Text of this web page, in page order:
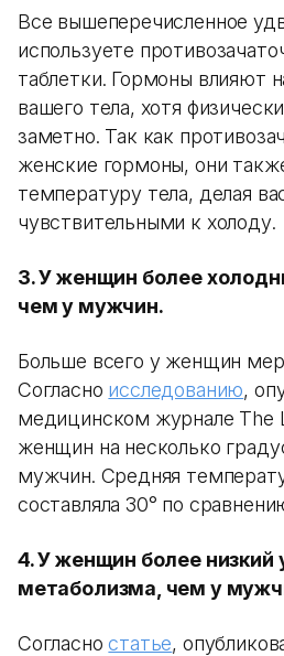
Все вышеперечисленное
используете
таблетки. Гормоны влияют
вашего тела, хотя
заметно. Так как
женские гормоны, они
температуру тела, делая
чувствительными к холоду.
3. У женщин более
чем у мужчин.
Больше всего у женщин
Согласно исследованию,
медицинском журнале The
женщин на несколько
мужчин. Средняя
составляла 30° по
4. У женщин более низкий
метаболизма, чем у
Согласностатье,